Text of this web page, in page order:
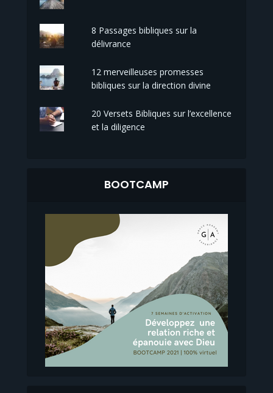
8 Passages bibliques sur la
délivrance
12 merveilleuses promesses
bibliques sur la direction divine
20 Versets Bibliques sur l’excellence
et la diligence
BOOTCAMP